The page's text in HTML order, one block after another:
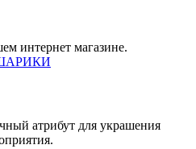
интернет магазине.
атрибут для украшения